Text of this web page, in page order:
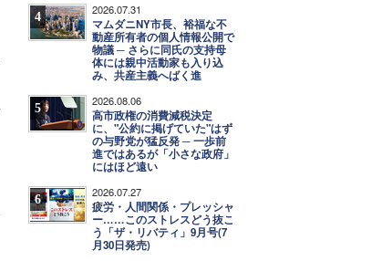
4 2026.07.31
マムダニNY市長、裕福な不
動産所有者の個人情報公開で
物議 ─ さらに同氏の支持母
体には親中活動家も入り込
み、共産主義へばく進
5 2026.08.06
高市政権の消費減税決定
に、"公約に掲げていた"はず
の与野党が猛反発 ─ 一歩前
進ではあるが「小さな政府」
にはほど遠い
6 2026.07.27
疲労・人間関係・プレッシャ
ー……このストレスどう抜こ
う「ザ・リバティ」9月号(7
月30日発売)